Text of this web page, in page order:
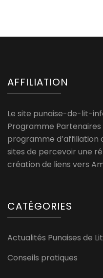
AFFILIATION
Le site punaise-de-lit-
Programme Partenaires
programme
sites de percevoir une
création de liens vers
CATÉGORIES
Actualités Punaises de Lit
Conseils pratiques